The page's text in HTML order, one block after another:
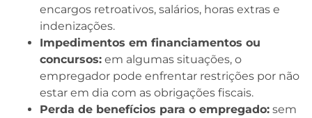
encargos retroativos, salários, horas extras e
indenizações.
Impedimentos em financiamentos ou
concursos: em algumas situações, o
empregador pode enfrentar restrições por não
estar em dia com as obrigações fiscais.
Perda de benefícios para o empregado: sem